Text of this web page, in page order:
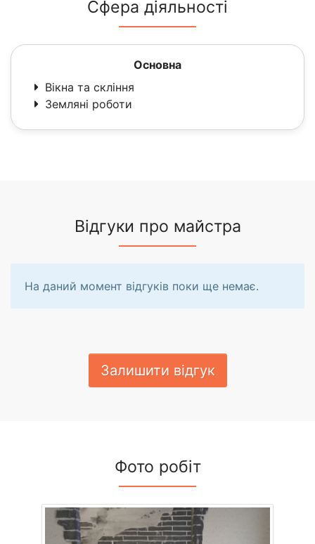
Сфера діяльності
Основна
Вікна та скління
Земляні роботи
Відгуки про майстра
На даний момент відгуків поки ще немає.
Залишити відгук
Фото робіт